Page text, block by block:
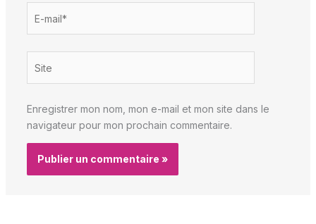
mail*
Enregistrer mon nom, mon e-mail et mon site dans le
navigateur pour mon prochain commentaire.